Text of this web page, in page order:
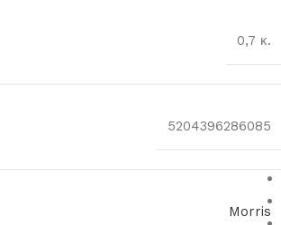
0,7 κ.
5204396286085
Morris